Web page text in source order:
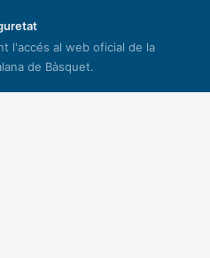
l'accés al web oficial de la
de Bàsquet.